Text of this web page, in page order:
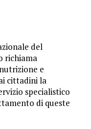
del
richiama
e
cittadini la
specialistico
di queste